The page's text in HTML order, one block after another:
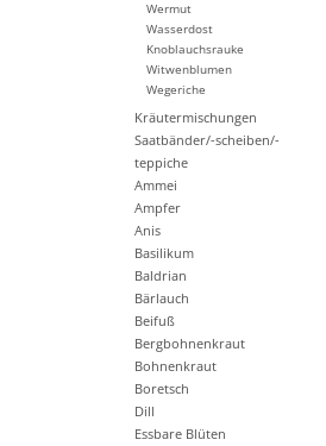
Wermut
Wasserdost
Knoblauchsrauke
Witwenblumen
Wegeriche
Kräutermischungen
Saatbänder/-scheiben/-
teppiche
Ammei
Ampfer
Anis
Basilikum
Baldrian
Bärlauch
Beifuß
Bergbohnenkraut
Bohnenkraut
Boretsch
Dill
Essbare Blüten